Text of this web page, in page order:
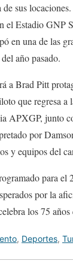
de sus
el Estadio GNP
en una de las
año pasado.
a Brad Pitt
que regresa a
APXGP, junto
por
y equipos del
para el
por la
los 75
, Deportes,